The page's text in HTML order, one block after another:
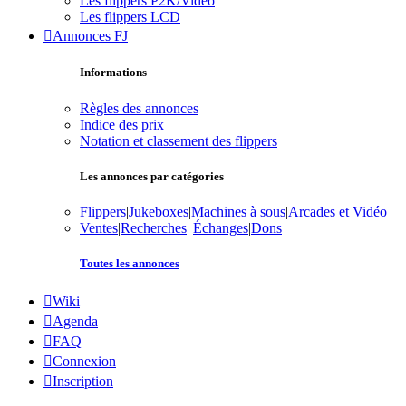
Les flippers LCD
Annonces FJ
Informations
Règles des annonces
Indice des prix
Notation et classement des flippers
Les annonces par catégories
Flippers|Jukeboxes|Machines à sous|Arcades et Vidéo
Ventes|Recherches| Échanges|Dons
Toutes les annonces
Wiki
Agenda
FAQ
Connexion
Inscription